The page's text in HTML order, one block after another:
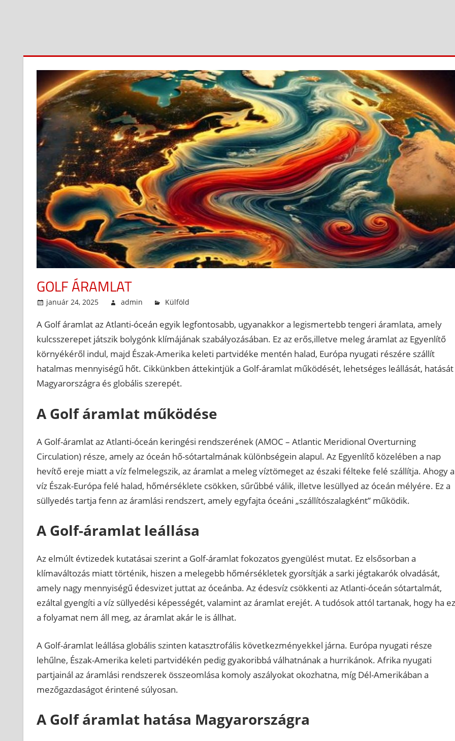
GOLF ÁRAMLAT
január 24, 2025 admin Külföld
A Golf áramlat az Atlanti-óceán egyik legfontosabb, ugyanakkor a legismertebb tengeri áramlata, amely
kulcsszerepet játszik bolygónk klímájának szabályozásában. Ez az erős,illetve meleg áramlat az Egyenlítő
környékéről indul, majd Észak-Amerika keleti partvidéke mentén halad, Európa nyugati részére szállít
hatalmas mennyiségű hőt. Cikkünkben áttekintjük a Golf-áramlat működését, lehetséges leállását, hatását
Magyarországra és globális szerepét.
A Golf áramlat működése
A Golf-áramlat az Atlanti-óceán keringési rendszerének (AMOC – Atlantic Meridional Overturning
Circulation) része, amely az óceán hő-sótartalmának különbségein alapul. Az Egyenlítő közelében a nap
hevítő ereje miatt a víz felmelegszik, az áramlat a meleg víztömeget az északi félteke felé szállítja. Ahogy a
víz Észak-Európa felé halad, hőmérséklete csökken, sűrűbbé válik, illetve lesüllyed az óceán mélyére. Ez a
süllyedés tartja fenn az áramlási rendszert, amely egyfajta óceáni „szállítószalagként” működik.
A Golf-áramlat leállása
Az elmúlt évtizedek kutatásai szerint a Golf-áramlat fokozatos gyengülést mutat. Ez elsősorban a
klímaváltozás miatt történik, hiszen a melegebb hőmérsékletek gyorsítják a sarki jégtakarók olvadását,
amely nagy mennyiségű édesvizet juttat az óceánba. Az édesvíz csökkenti az Atlanti-óceán sótartalmát,
ezáltal gyengíti a víz süllyedési képességét, valamint az áramlat erejét. A tudósok attól tartanak, hogy ha ez
a folyamat nem áll meg, az áramlat akár le is állhat.
A Golf-áramlat leállása globális szinten katasztrofális következményekkel járna. Európa nyugati része
lehűlne, Észak-Amerika keleti partvidékén pedig gyakoribbá válhatnának a hurrikánok. Afrika nyugati
partjainál az áramlási rendszerek összeomlása komoly aszályokat okozhatna, míg Dél-Amerikában a
mezőgazdaságot érintené súlyosan.
A Golf áramlat hatása Magyarországra